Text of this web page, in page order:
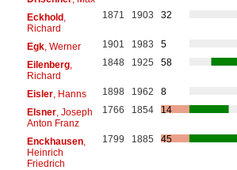
Eckhold,
Richard
1871 1903 32
Egk, Werner 1901 1983
5
Eilenberg,
Richard
1848 1925 58
Eisler, Hanns 1898 1962
8
Elsner, Joseph
Anton Franz
1766 1854 14
Enckhausen,
Heinrich
Friedrich
1799 1885 45